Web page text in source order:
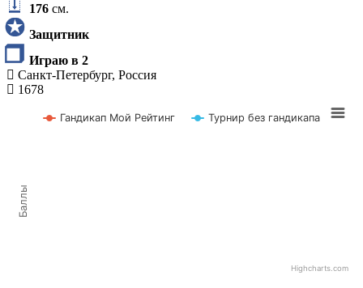
176 см.
Защитник
Играю в 2
Санкт-Петербург, Россия
1678
Баллы
Гандикап Мой Рейтинг Турнир без гандикапа
Highcharts.com